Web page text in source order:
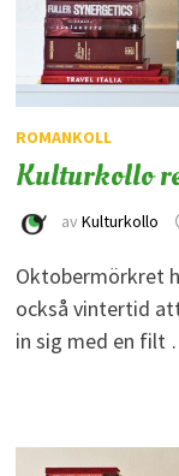
ROMANKOLL
Kulturkollo
av Kulturkollo
Oktobermörkret
också vintertid
in sig med en filt